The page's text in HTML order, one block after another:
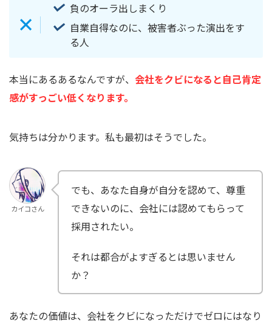
負のオーラ出しまくり
自業自得なのに、被害者ぶった演出をす
る人
本当にあるあるなんですが、 会社をクビになると自己肯定
感がすっごい低くなります。
気持ちは分かります。私も最初はそうでした。
カイコさん
でも、あなた自身が自分を認めて、尊重
できないのに、会社には認めてもらって
採用されたい。
それは都合がよすぎるとは思いません
か？
あなたの価値は、会社をクビになっただけでゼロにはなり